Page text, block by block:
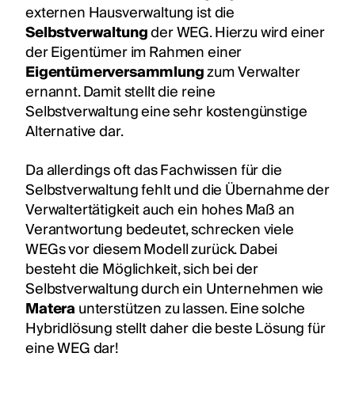
externen Hausverwaltung ist die
Selbstverwaltungder WEG. Hierzu wird einer
der Eigentümer im Rahmen einer
Eigentümerversammlungzum Verwalter
ernannt. Damit stellt die reine
Selbstverwaltung eine sehr kostengünstige
Alternative dar.
Da allerdings oft das Fachwissen für die
Selbstverwaltung fehlt und die Übernahme der
Verwaltertätigkeit auch ein hohes Maß an
Verantwortung bedeutet, schrecken viele
WEGs vor diesem Modell zurück. Dabei
besteht die Möglichkeit, sich bei der
Selbstverwaltung durch ein Unternehmen wie
Materaunterstützen zu lassen. Eine solche
Hybridlösung stellt daher die beste Lösung für
eine WEG dar!